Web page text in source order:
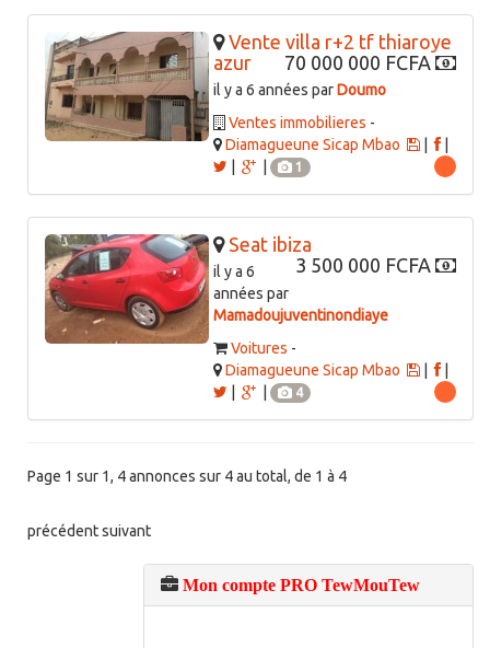
Vente villa r+2 tf thiaroye
azur
70 000 000 FCFA
il y a 6 années parDoumo
Ventes immobilieres -
Diamagueune Sicap Mbao
|
1
Seat ibiza
3 500 000 FCFA
il y a 6
années par
Mamadoujuventinondiaye
Voitures -
Diamagueune Sicap Mbao
|
4
Page 1 sur 1, 4 annonces sur 4 au total, de 1 à 4
précédentsuivant
Mon compte PRO TewMouTew